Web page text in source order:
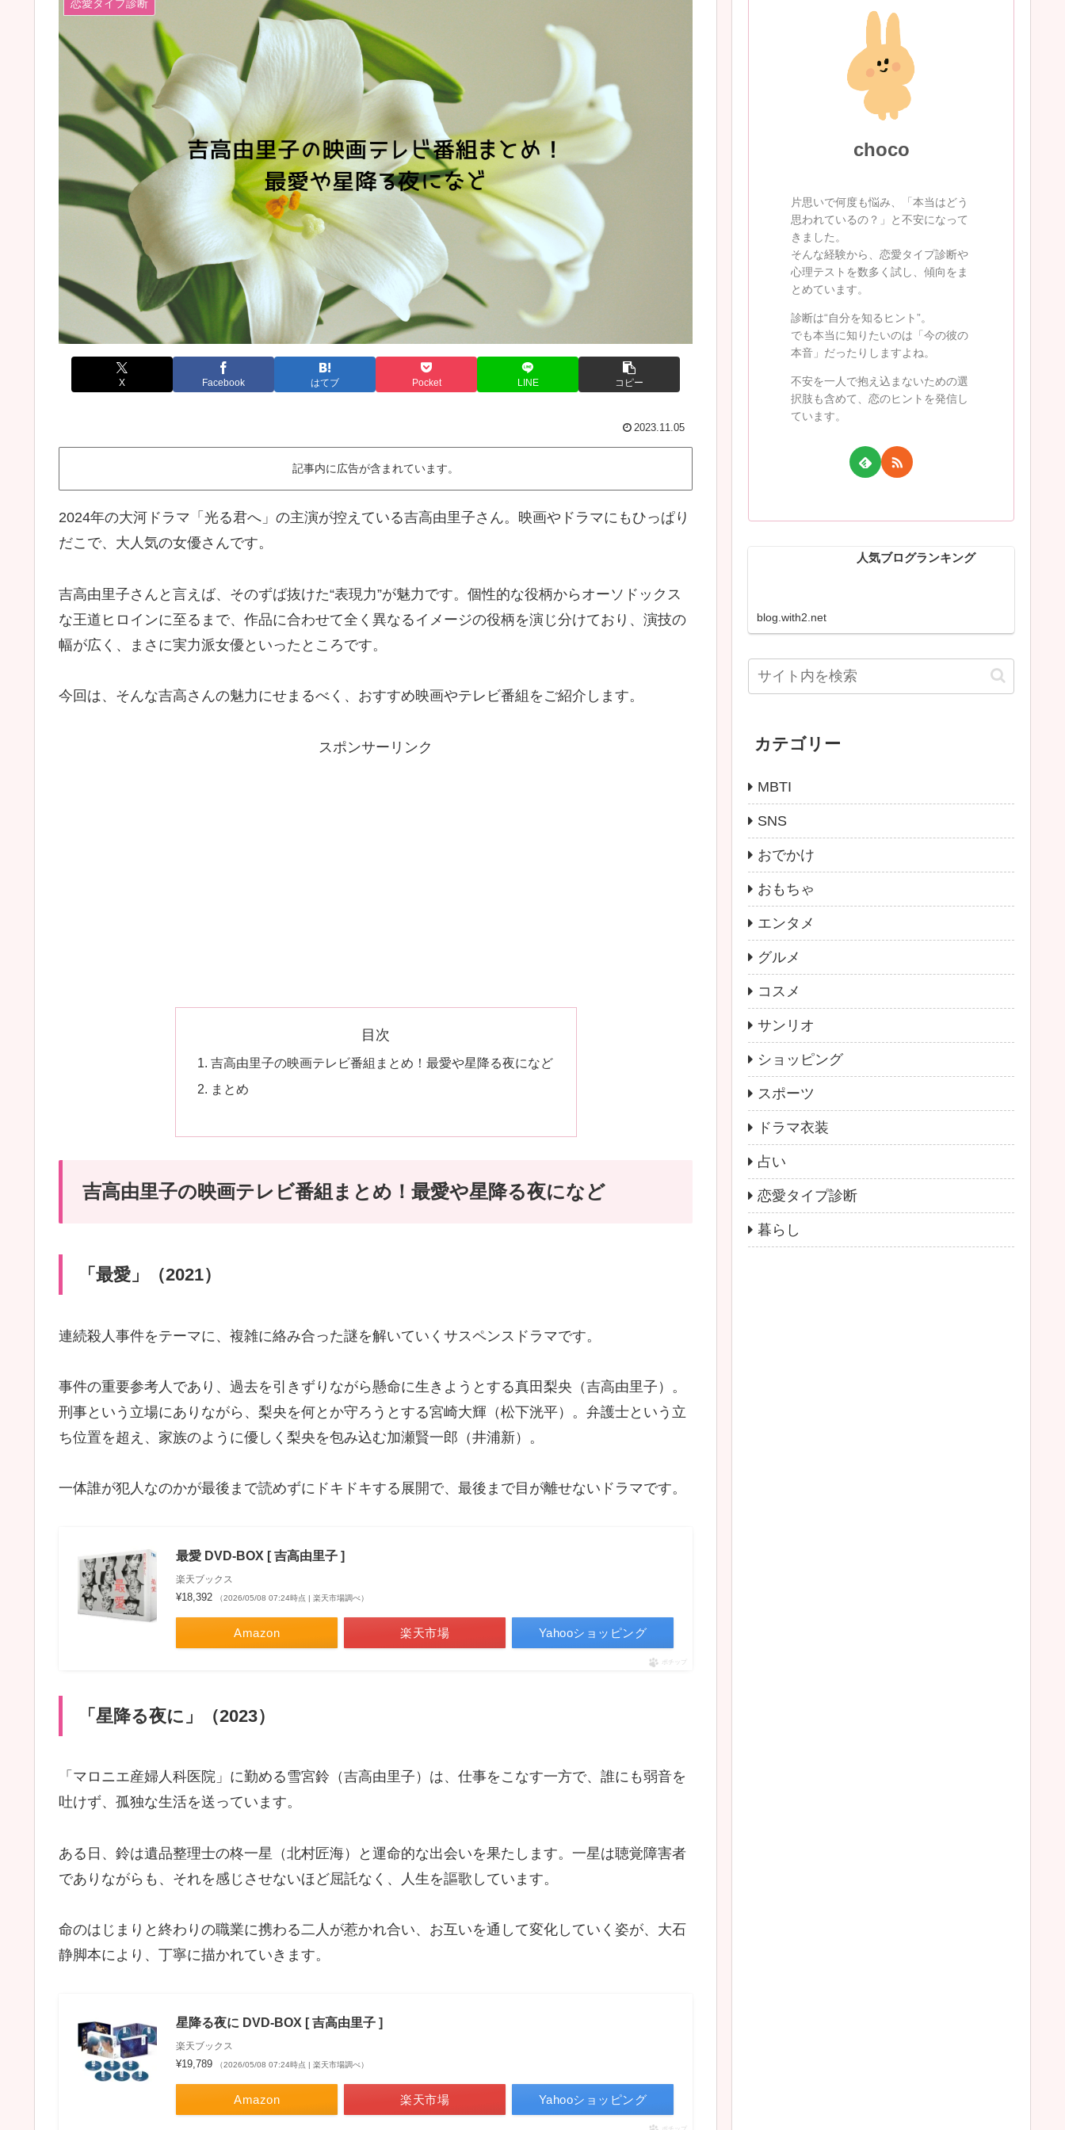
恋愛タイプ診断
X Facebook はてブ Pocket LINE コピー
2023.11.05
記事内に広告が含まれています。
2024年の大河ドラマ「光る君へ」の主演が控えている吉高由里子さん。映画やドラマにもひっぱり
だこで、大人気の女優さんです。
吉高由里子さんと言えば、そのずば抜けた“表現力”が魅力です。個性的な役柄からオーソドックス
な王道ヒロインに至るまで、作品に合わせて全く異なるイメージの役柄を演じ分けており、演技の
幅が広く、まさに実力派女優といったところです。
今回は、そんな吉高さんの魅力にせまるべく、おすすめ映画やテレビ番組をご紹介します。
スポンサーリンク
目次
吉高由里子の映画テレビ番組まとめ！最愛や星降る夜になど
まとめ
吉高由里子の映画テレビ番組まとめ！最愛や星降る夜になど
「最愛」（2021）
連続殺人事件をテーマに、複雑に絡み合った謎を解いていくサスペンスドラマです。
事件の重要参考人であり、過去を引きずりながら懸命に生きようとする真田梨央（吉高由里子）。
刑事という立場にありながら、梨央を何とか守ろうとする宮崎大輝（松下洸平）。弁護士という立
ち位置を超え、家族のように優しく梨央を包み込む加瀬賢一郎（井浦新）。
一体誰が犯人なのかが最後まで読めずにドキドキする展開で、最後まで目が離せないドラマです。
最愛 DVD-BOX [ 吉高由里子 ]
楽天ブックス
¥18,392 （2026/05/08 07:24時点 | 楽天市場調べ）
Amazon 楽天市場 Yahooショッピング
ポチップ
「星降る夜に」（2023）
「マロニエ産婦人科医院」に勤める雪宮鈴（吉高由里子）は、仕事をこなす一方で、誰にも弱音を
吐けず、孤独な生活を送っています。
ある日、鈴は遺品整理士の柊一星（北村匠海）と運命的な出会いを果たします。一星は聴覚障害者
でありながらも、それを感じさせないほど屈託なく、人生を謳歌しています。
命のはじまりと終わりの職業に携わる二人が惹かれ合い、お互いを通して変化していく姿が、大石
静脚本により、丁寧に描かれていきます。
星降る夜に DVD-BOX [ 吉高由里子 ]
楽天ブックス
¥19,789 （2026/05/08 07:24時点 | 楽天市場調べ）
Amazon 楽天市場 Yahooショッピング
choco
片思いで何度も悩み、「本当はどう
思われているの？」と不安になって
きました。
そんな経験から、恋愛タイプ診断や
心理テストを数多く試し、傾向をま
とめています。
診断は“自分を知るヒント”。
でも本当に知りたいのは「今の彼の
本音」だったりしますよね。
不安を一人で抱え込まないための選
択肢も含めて、恋のヒントを発信し
ています。
人気ブログランキング
blog.with2.net
カテゴリー
MBTI
SNS
おでかけ
おもちゃ
エンタメ
グルメ
コスメ
サンリオ
ショッピング
スポーツ
ドラマ衣装
占い
恋愛タイプ診断
暮らし